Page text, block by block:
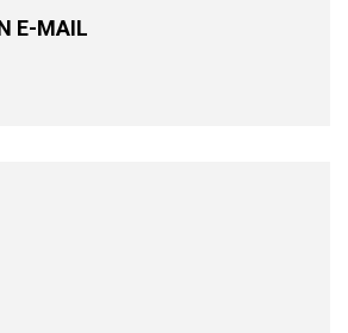
E-MAIL